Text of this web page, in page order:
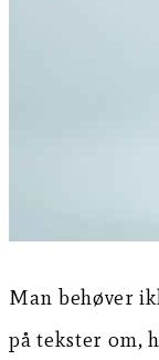
Man behøver
på tekster om,